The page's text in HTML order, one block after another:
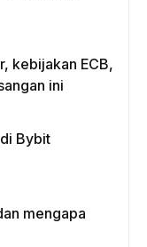
kebijakan ECB,
ini
Bybit
mengapa